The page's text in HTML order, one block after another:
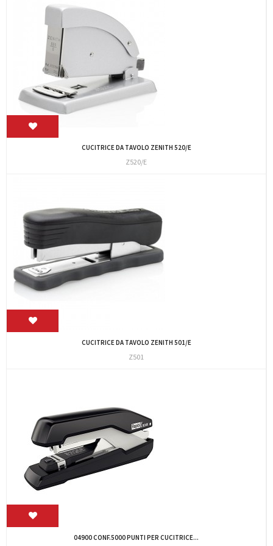
CUCITRICE DA TAVOLO ZENITH 520/E
Z520/E
CUCITRICE DA TAVOLO ZENITH 501/E
Z501
04900 CONF.5000 PUNTI PER CUCITRICE...